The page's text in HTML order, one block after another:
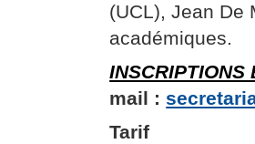
(UCL), Jean De
académiques.
INSCRIPTIONS
mail :
Tarif